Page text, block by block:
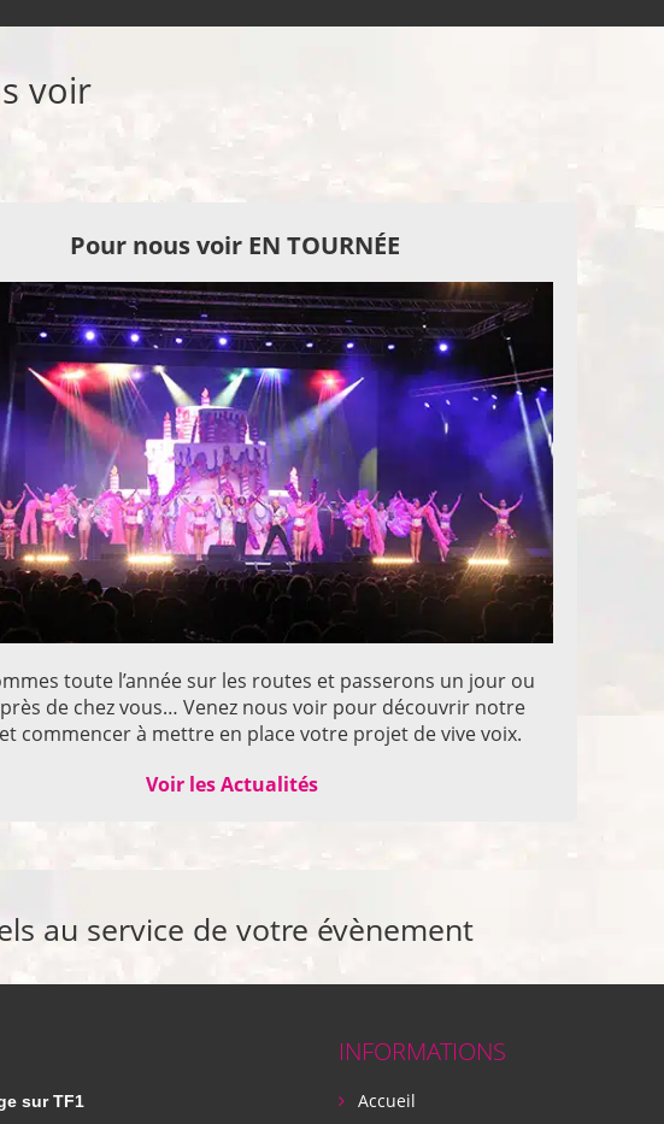
voir
Pour nous voir EN TOURNÉE
toute l’année sur les routes et passerons un jour ou
près de chez vous… Venez nous voir pour découvrir notre
commencer à mettre en place votre projet de vive voix.
Voir les Actualités
au service de votre évènement
sur TF1
INFORMATIONS
Accueil